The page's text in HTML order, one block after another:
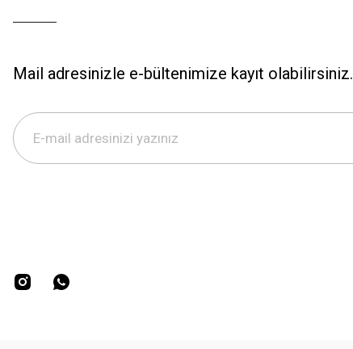
Mail adresinizle e-bültenimize kayıt olabilirsiniz.